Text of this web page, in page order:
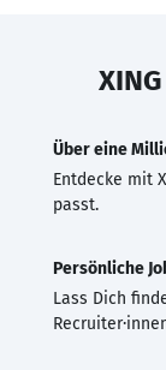
Über eine
Entdecke mit
passt.
Persönliche
Lass Dich